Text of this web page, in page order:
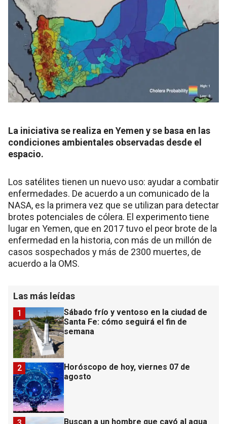
La iniciativa se realiza en Yemen y se basa en las
condiciones ambientales observadas desde el
espacio.
Los satélites tienen un nuevo uso: ayudar a combatir
enfermedades. De acuerdo a un comunicado de la
NASA, es la primera vez que se utilizan para detectar
brotes potenciales de cólera. El experimento tiene
lugar en Yemen, que en 2017 tuvo el peor brote de la
enfermedad en la historia, con más de un millón de
casos sospechados y más de 2300 muertes, de
acuerdo a la OMS.
Las más leídas
Sábado frío y ventoso en la ciudad de
Santa Fe: cómo seguirá el fin de
semana
1
Horóscopo de hoy, viernes 07 de
agosto
2
Buscan a un hombre que cayó al agua